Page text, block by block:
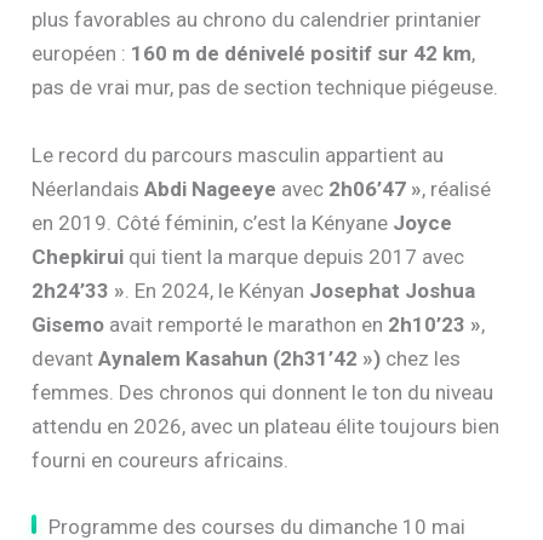
plus favorables au chrono du calendrier printanier
européen : 160 m de dénivelé positif sur 42 km,
pas de vrai mur, pas de section technique piégeuse.
Le record du parcours masculin appartient au
NéerlandaisAbdi Nageeye avec 2h06’47 », réalisé
en 2019. Côté féminin, c’est la Kényane Joyce
Chepkirui qui tient la marque depuis 2017 avec
2h24’33 » . En 2024, le Kényan Josephat Joshua
Gisemo avait remporté le marathon en 2h10’23 »,
devantAynalem Kasahun (2h31’42 ») chez les
femmes. Des chronos qui donnent le ton du niveau
attendu en 2026, avec un plateau élite toujours bien
fourni en coureurs africains.
Programme des courses du dimanche 10 mai